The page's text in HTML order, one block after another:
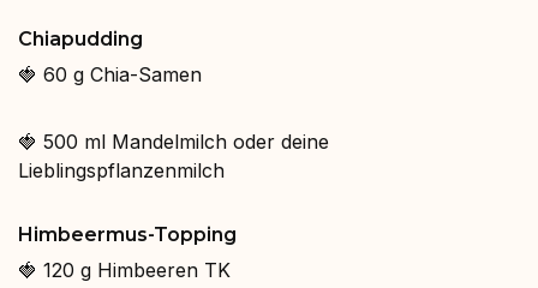
Chiapudding
🍓 60 g Chia-Samen⁠
🍓 500 ml Mandelmilch oder deine
Lieblingspflanzenmilch⁠
Himbeermus-Topping⁠
🍓 120 g Himbeeren TK⁠